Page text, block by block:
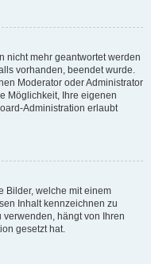
nicht mehr geantwortet werden
vorhanden, beendet wurde.
Moderator oder Administrator
Möglichkeit, Ihre eigenen
Administration erlaubt
Bilder, welche mit einem
Inhalt kennzeichnen zu
hängt von Ihren
gesetzt hat.